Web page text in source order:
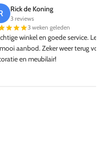
Lekkere koffie
voor meer
Super
Snelle